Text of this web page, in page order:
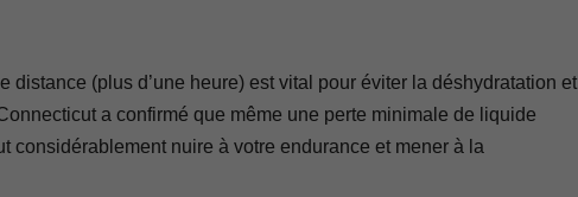
distance (plus d’une heure) est vital pour éviter la déshydratation et
a confirmé que même une perte minimale de liquide
considérablement nuire à votre endurance et mener à la